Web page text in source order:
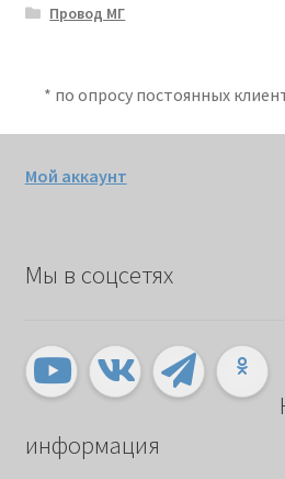
Провод МГ
* по опросу постоянных
Мой аккаунт
Мы в соцсетях
информация